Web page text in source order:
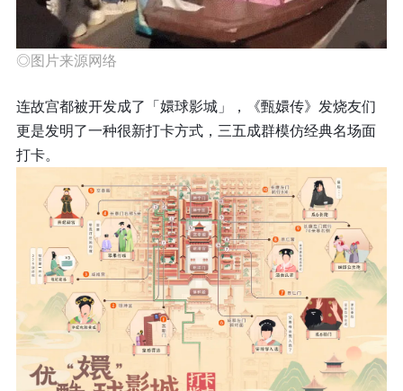
◎图片来源网络
连故宫都被开发成了「嬛球影城」，《甄嬛传》发烧友们
更是发明了一种很新打卡方式，三五成群模仿经典名场面
打卡。